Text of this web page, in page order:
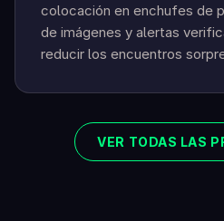
colocación en enchufes de
de imágenes y alertas
reducir los encuentros
VER TODAS LAS